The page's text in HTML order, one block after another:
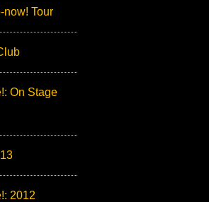
now! Tour
On Stage
2012